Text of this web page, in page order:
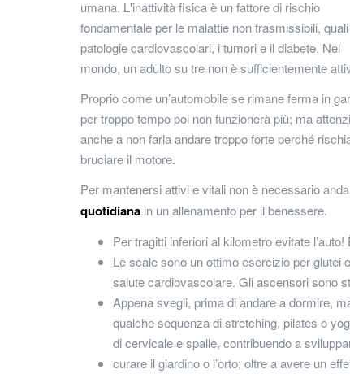
umana. L'inattività fisica è un fattore di rischio
fondamentale per le malattie non trasmissibili,
patologie cardiovascolari, i tumori e il diabete. Nel
mondo, un adulto su tre non è sufficientemente
Proprio come un’automobile se rimane ferma in
per troppo tempo poi non funzionerà più; ma
anche a non farla andare troppo forte perché
bruciare il motore.
Per mantenersi attivi e vitali non è necessario
quotidiana in un allenamento per il benessere.
Per tragitti inferiori al kilometro evitate
Le scale sono un ottimo esercizio per glutei
salute cardiovascolare. Gli ascensori sono
Appena svegli, prima di andare a dormire,
qualche sequenza di stretching, pilates o
di cervicale e spalle, contribuendo a
curare il giardino o l’orto; oltre a avere un